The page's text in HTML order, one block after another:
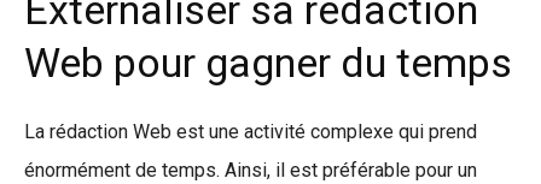
Externaliser sa rédaction
Web pour gagner du temps
La rédaction Web est une activité complexe qui prend
énormément de temps. Ainsi, il est préférable pour un